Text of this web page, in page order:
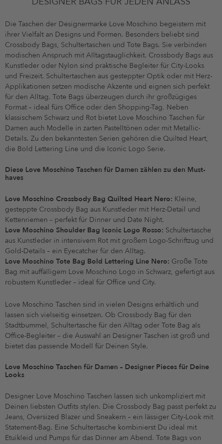
Die Taschen der Designermarke Love Moschino begeistern mit
ihrer Vielfalt an Designs und Formen. Besonders beliebt sind
Crossbody Bags, Schultertaschen und Tote Bags. Sie verbinden
modischen Anspruch mit Alltagstauglichkeit. Crossbody Bags aus
Kunstleder oder Nylon sind praktische Begleiter für City-Looks
und Freizeit. Schultertaschen aus gesteppter Optik oder mit Herz-
Applikationen setzen modische Akzente und eignen sich perfekt
für den Alltag. Tote Bags überzeugen durch ihr großzügiges
Format – ideal fürs Office oder den Shopping-Tag. Neben
klassischem Schwarz und Rot bietet Love Moschino Taschen für
Damen auch Modelle in zarten Pastelltönen oder mit Metallic-
Details. Zu den bekanntesten Serien gehören die Quilted Heart,
die Bold Lettering Line und die Iconic Logo Serie.
Diese Love Moschino Taschen für Damen zählen zu den Must-
haves
Love Moschino Crossbody Bag Quilted Heart Nero: Kleine,
gesteppte Crossbody Bag aus Kunstleder mit Herz-Detail und
Kettenriemen – perfekt für Dinner und Date Night.
Love Moschino Shoulder Bag Iconic Logo Rosso: Schultertasche
aus Kunstleder in intensivem Rot mit großem Logo-Schriftzug und
Gold-Details – ein Eyecatcher für den Alltag.
Love Moschino Tote Bag Bold Lettering Line Nero: Große Tote
Bag mit auffälligem Love Moschino Logo in Schwarz, gefertigt aus
robustem Kunstleder – ideal für Office und City.
Love Moschino Taschen sind in vielen Designs erhältlich und
lassen sich vielseitig einsetzen. Ob Crossbody Bag für den
Stadtbummel, Schultertasche für den Alltag oder Tote Bag als
Office-Begleiter – die Auswahl an Designer Taschen ist groß und
bietet das passende Modell für Deinen Style.
Love Moschino Taschen für Damen – Designer Pieces für Deine
Looks
Designer Love Moschino Taschen lassen sich unkompliziert mit
Deinen liebsten Outfits stylen. Die Crossbody Bag passt perfekt zu
Jeans, Oversized Blazer und Sneakern – ein lässiger City-Look mit
Statement-Bag. Eine Schultertasche kombinierst Du ideal mit
Etuikleid und Pumps für das Dinner am Abend. Tote Bags von